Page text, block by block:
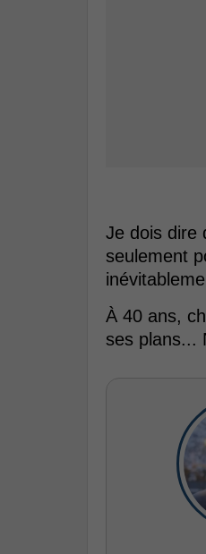
Je dois dire
seulement
À 40 ans,
ses plans...